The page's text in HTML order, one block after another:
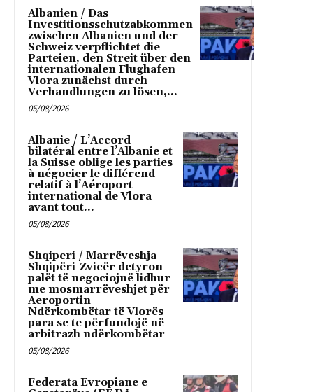
Albanien / Das
Investitionsschutzabkommen
zwischen Albanien und der
Schweiz verpflichtet die
Parteien, den Streit über den
internationalen Flughafen
Vlora zunächst durch
Verhandlungen zu lösen,...
05/08/2026
Albanie / L’Accord
bilatéral entre l’Albanie et
la Suisse oblige les parties
à négocier le différend
relatif à l’Aéroport
international de Vlora
avant tout...
05/08/2026
Shqiperi / Marrëveshja
Shqipëri-Zvicër detyron
palët të negociojnë lidhur
me mosmarrëveshjet për
Aeroportin
Ndërkombëtar të Vlorës
para se te përfundojë në
arbitrazh ndërkombëtar
05/08/2026
Federata Evropiane e